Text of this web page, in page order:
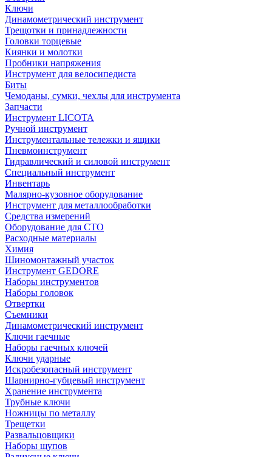
Ключи
Динамометрический инструмент
Трещотки и принадлежности
Головки торцевые
Киянки и молотки
Пробники напряжения
Инструмент для велосипедиста
Биты
Чемоданы, сумки, чехлы для инструмента
Запчасти
Инструмент LICOTA
Ручной инструмент
Инструментальные тележки и ящики
Пневмоинструмент
Гидравлический и силовой инструмент
Специальный инструмент
Инвентарь
Малярно-кузовное оборудование
Инструмент для металлообработки
Средства измерений
Оборудование для СТО
Расходные материалы
Химия
Шиномонтажный участок
Инструмент GEDORE
Наборы инструментов
Наборы головок
Отвертки
Съемники
Динамометрический инструмент
Ключи гаечные
Наборы гаечных ключей
Ключи ударные
Искробезопасный инструмент
Шарнирно-губцевый инструмент
Хранение инструмента
Трубные ключи
Ножницы по металлу
Трещетки
Развальцовщики
Наборы щупов